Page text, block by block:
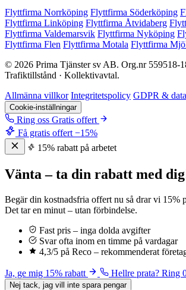
Flyttfirma Norrköping Flyttfirma Söderköping
Flyttfirma Linköping Flyttfirma Åtvidaberg
Flyttfirma Valdemarsvik Flyttfirma Nyköping
Flyttfirma Flen Flyttfirma Motala Flyttfirma
© 2026 Prima Tjänster sv AB. Org.nr 559518-
Trafiktillstånd · Kollektivavtal.
Allmänna villkor Integritetspolicy GDPR &
Cookie-inställningar
Ring oss Gratis offert
Få gratis offert −15%
15% rabatt på arbetet
Vänta – ta din rabatt med
Begär din kostnadsfria offert nu så drar vi 15%
Det tar en minut – utan förbindelse.
Fast pris – inga dolda avgifter
Svar ofta inom en timme på vardagar
4,3/5 på Reco – rekommenderat
Ja, ge mig 15% rabatt Hellre prata? Ring
Nej tack, jag vill inte spara pengar